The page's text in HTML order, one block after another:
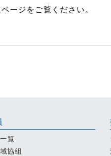
ージをご覧ください。
覧
協組